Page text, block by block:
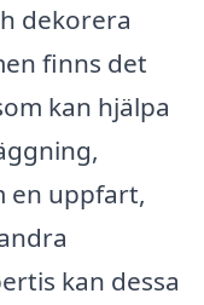
dekorera
finns det
kan hjälpa
en uppfart,
kan dessa